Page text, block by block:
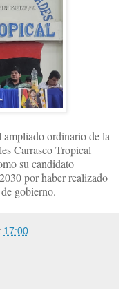
ampliado ordinario de la
Carrasco Tropical
su candidato
por haber realizado
gobierno.
17:00